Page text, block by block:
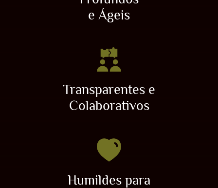
e Ágeis
Transparentes e
Colaborativos
Humildes para